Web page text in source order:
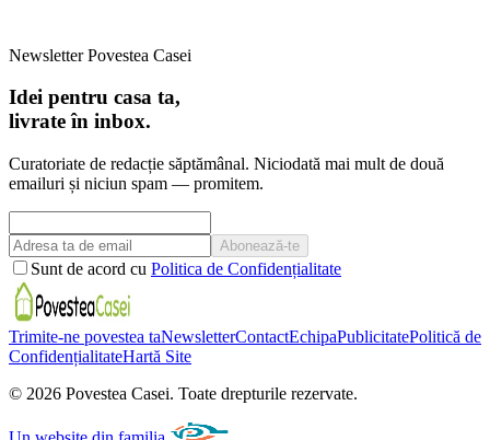
Newsletter Povestea Casei
Idei pentru casa ta,
livrate în inbox.
Curatoriate de redacție săptămânal. Niciodată mai mult de două
emailuri și niciun spam — promitem.
Abonează-te
Sunt de acord cu Politica de Confidențialitate
Trimite-ne povestea taNewsletterContactEchipaPublicitatePolitică de
ConfidențialitateHartă Site
© 2026 Povestea Casei. Toate drepturile rezervate.